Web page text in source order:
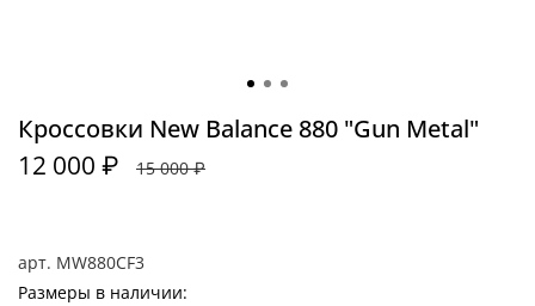
арт. MW880CF3
Кроссовки New Balance 880 "Gun Metal"
12 000 ₽ 15 000 ₽
Размеры в наличии: